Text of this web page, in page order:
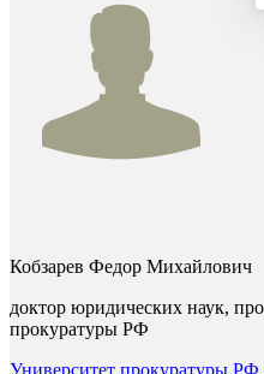
Кобзарев Федор Михайлович
доктор юридических наук,
прокуратуры РФ
Университет прокуратуры РФ